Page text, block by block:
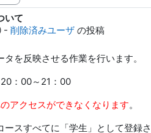
いて
- 削除済みユーザ の投稿
を反映させる作業を行います。
：00～21：00
アクセスができなくなります。
スすべてに「学生」として登録さ